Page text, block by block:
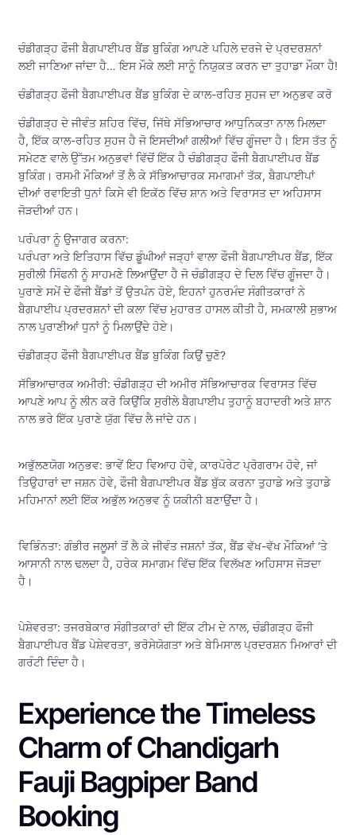
ਚੰਡੀਗੜ੍ਹ ਫੌਜੀ ਬੈਗਪਾਈਪਰ ਬੈਂਡ ਬੁਕਿੰਗ ਆਪਣੇ ਪਹਿਲੇ ਦਰਜੇ ਦੇ ਪ੍ਰਦਰਸ਼ਨਾਂ
ਲਈ ਜਾਣਿਆ ਜਾਂਦਾ ਹੈ… ਇਸ ਮੌਕੇ ਲਈ ਸਾਨੂੰ ਨਿਯੁਕਤ ਕਰਨ ਦਾ ਤੁਹਾਡਾ ਮੌਕਾ ਹੈ!
ਚੰਡੀਗੜ੍ਹ ਫੌਜੀ ਬੈਗਪਾਈਪਰ ਬੈਂਡ ਬੁਕਿੰਗ ਦੇ ਕਾਲ-ਰਹਿਤ ਸੁਹਜ ਦਾ ਅਨੁਭਵ ਕਰੋ
ਚੰਡੀਗੜ੍ਹ ਦੇ ਜੀਵੰਤ ਸ਼ਹਿਰ ਵਿੱਚ, ਜਿੱਥੇ ਸੱਭਿਆਚਾਰ ਆਧੁਨਿਕਤਾ ਨਾਲ ਮਿਲਦਾ
ਹੈ, ਇੱਕ ਕਾਲ-ਰਹਿਤ ਸੁਹਜ ਹੈ ਜੋ ਇਸਦੀਆਂ ਗਲੀਆਂ ਵਿੱਚ ਗੂੰਜਦਾ ਹੈ। ਇਸ ਤੱਤ ਨੂੰ
ਸਮੇਟਣ ਵਾਲੇ ਉੱਤਮ ਅਨੁਭਵਾਂ ਵਿੱਚੋਂ ਇੱਕ ਹੈ ਚੰਡੀਗੜ੍ਹ ਫੌਜੀ ਬੈਗਪਾਈਪਰ ਬੈਂਡ
ਬੁਕਿੰਗ। ਰਸਮੀ ਮੌਕਿਆਂ ਤੋਂ ਲੈ ਕੇ ਸੱਭਿਆਚਾਰਕ ਸਮਾਗਮਾਂ ਤੱਕ, ਬੈਗਪਾਈਪਾਂ
ਦੀਆਂ ਰਵਾਇਤੀ ਧੁਨਾਂ ਕਿਸੇ ਵੀ ਇਕੱਠ ਵਿੱਚ ਸ਼ਾਨ ਅਤੇ ਵਿਰਾਸਤ ਦਾ ਅਹਿਸਾਸ
ਜੋੜਦੀਆਂ ਹਨ।
ਪਰੰਪਰਾ ਨੂੰ ਉਜਾਗਰ ਕਰਨਾ:
ਪਰੰਪਰਾ ਅਤੇ ਇਤਿਹਾਸ ਵਿੱਚ ਡੂੰਘੀਆਂ ਜੜ੍ਹਾਂ ਵਾਲਾ ਫੌਜੀ ਬੈਗਪਾਈਪਰ ਬੈਂਡ, ਇੱਕ
ਸੁਰੀਲੀ ਸਿੰਫਨੀ ਨੂੰ ਸਾਹਮਣੇ ਲਿਆਉਂਦਾ ਹੈ ਜੋ ਚੰਡੀਗੜ੍ਹ ਦੇ ਦਿਲ ਵਿੱਚ ਗੂੰਜਦਾ ਹੈ।
ਪੁਰਾਣੇ ਸਮੇਂ ਦੇ ਫੌਜੀ ਬੈਂਡਾਂ ਤੋਂ ਉਤਪੰਨ ਹੋਏ, ਇਹਨਾਂ ਹੁਨਰਮੰਦ ਸੰਗੀਤਕਾਰਾਂ ਨੇ
ਬੈਗਪਾਈਪ ਪ੍ਰਦਰਸ਼ਨਾਂ ਦੀ ਕਲਾ ਵਿੱਚ ਮੁਹਾਰਤ ਹਾਸਲ ਕੀਤੀ ਹੈ, ਸਮਕਾਲੀ ਸੁਭਾਅ
ਨਾਲ ਪੁਰਾਣੀਆਂ ਧੁਨਾਂ ਨੂੰ ਮਿਲਾਉਂਦੇ ਹੋਏ।
ਚੰਡੀਗੜ੍ਹ ਫੌਜੀ ਬੈਗਪਾਈਪਰ ਬੈਂਡ ਬੁਕਿੰਗ ਕਿਉਂ ਚੁਣੋ?
ਸੱਭਿਆਚਾਰਕ ਅਮੀਰੀ: ਚੰਡੀਗੜ੍ਹ ਦੀ ਅਮੀਰ ਸੱਭਿਆਚਾਰਕ ਵਿਰਾਸਤ ਵਿੱਚ
ਆਪਣੇ ਆਪ ਨੂੰ ਲੀਨ ਕਰੋ ਕਿਉਂਕਿ ਸੁਰੀਲੇ ਬੈਗਪਾਈਪ ਤੁਹਾਨੂੰ ਬਹਾਦਰੀ ਅਤੇ ਸ਼ਾਨ
ਨਾਲ ਭਰੇ ਇੱਕ ਪੁਰਾਣੇ ਯੁੱਗ ਵਿੱਚ ਲੈ ਜਾਂਦੇ ਹਨ।
ਅਭੁੱਲਣਯੋਗ ਅਨੁਭਵ: ਭਾਵੇਂ ਇਹ ਵਿਆਹ ਹੋਵੇ, ਕਾਰਪੋਰੇਟ ਪ੍ਰੋਗਰਾਮ ਹੋਵੇ, ਜਾਂ
ਤਿਉਹਾਰਾਂ ਦਾ ਜਸ਼ਨ ਹੋਵੇ, ਫੌਜੀ ਬੈਗਪਾਈਪਰ ਬੈਂਡ ਬੁੱਕ ਕਰਨਾ ਤੁਹਾਡੇ ਅਤੇ ਤੁਹਾਡੇ
ਮਹਿਮਾਨਾਂ ਲਈ ਇੱਕ ਅਭੁੱਲ ਅਨੁਭਵ ਨੂੰ ਯਕੀਨੀ ਬਣਾਉਂਦਾ ਹੈ।
ਵਿਭਿੰਨਤਾ: ਗੰਭੀਰ ਜਲੂਸਾਂ ਤੋਂ ਲੈ ਕੇ ਜੀਵੰਤ ਜਸ਼ਨਾਂ ਤੱਕ, ਬੈਂਡ ਵੱਖ-ਵੱਖ ਮੌਕਿਆਂ ‘ਤੇ
ਆਸਾਨੀ ਨਾਲ ਢਲਦਾ ਹੈ, ਹਰੇਕ ਸਮਾਗਮ ਵਿੱਚ ਇੱਕ ਵਿਲੱਖਣ ਅਹਿਸਾਸ ਜੋੜਦਾ
ਹੈ।
ਪੇਸ਼ੇਵਰਤਾ: ਤਜਰਬੇਕਾਰ ਸੰਗੀਤਕਾਰਾਂ ਦੀ ਇੱਕ ਟੀਮ ਦੇ ਨਾਲ, ਚੰਡੀਗੜ੍ਹ ਫੌਜੀ
ਬੈਗਪਾਈਪਰ ਬੈਂਡ ਪੇਸ਼ੇਵਰਤਾ, ਭਰੋਸੇਯੋਗਤਾ ਅਤੇ ਬੇਮਿਸਾਲ ਪ੍ਰਦਰਸ਼ਨ ਮਿਆਰਾਂ ਦੀ
ਗਰੰਟੀ ਦਿੰਦਾ ਹੈ।
Experience the Timeless
Charm of Chandigarh
Fauji Bagpiper Band
Booking